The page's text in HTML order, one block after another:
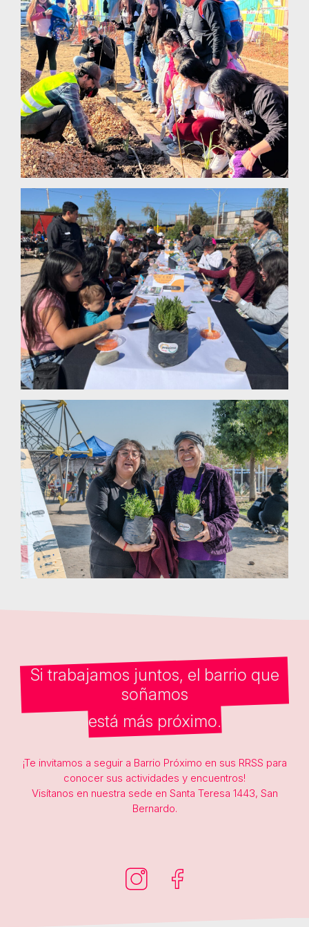
Si trabajamos juntos, el barrio que
soñamos
está más próximo.
¡Te invitamos a seguir a Barrio Próximo en sus RRSS para
conocer sus actividades y encuentros!
Visítanos en nuestra sede en Santa Teresa 1443, San
Bernardo.